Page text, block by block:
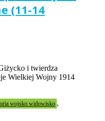
(11-14
i twierdza
Wielkiej Wojny 1914
wojsko widowisko ,